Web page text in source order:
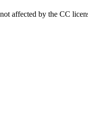
affected by the CC